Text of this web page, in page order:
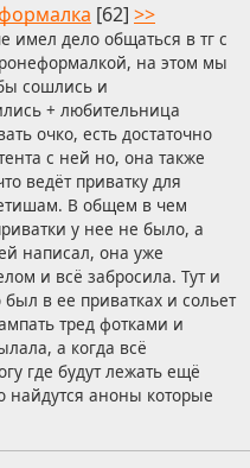
[62] >>
имел дело общаться в тг с
на этом мы
сошлись и
+ любительница
очко, есть достаточно
с ней но, она также
ведёт приватку для
В общем в чем
у нее не было, а
написал, она уже
и всё забросила. Тут и
в ее приватках и сольет
тред фотками и
а когда всё
где будут лежать ещё
аноны которые